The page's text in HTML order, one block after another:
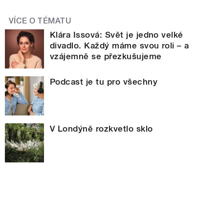
VÍCE O TÉMATU
Klára Issová: Svět je jedno velké
divadlo. Každý máme svou roli – a
vzájemně se přezkušujeme
Podcast je tu pro všechny
V Londýně rozkvetlo sklo